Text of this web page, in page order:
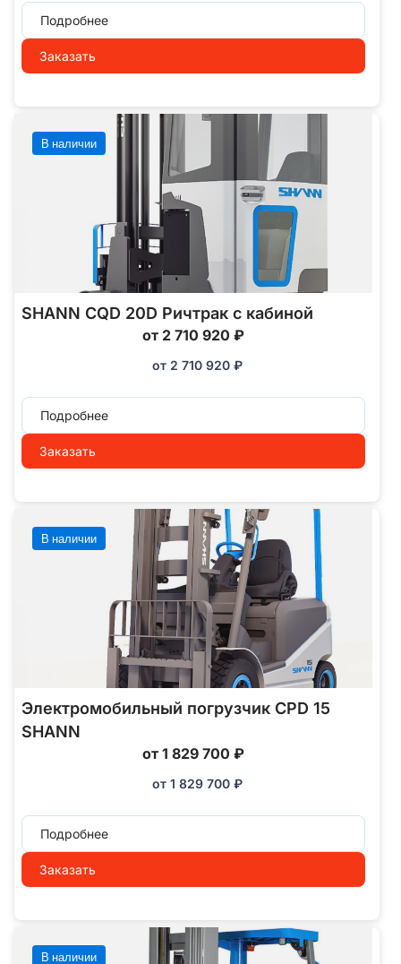
Подробнее
Заказать
В наличии
SHANN CQD 20D Ричтрак с кабиной
от 2 710 920 ₽
от 2 710 920 ₽
Подробнее
Заказать
В наличии
Электромобильный погрузчик CPD 15
SHANN
от 1 829 700 ₽
от 1 829 700 ₽
Подробнее
Заказать
В наличии